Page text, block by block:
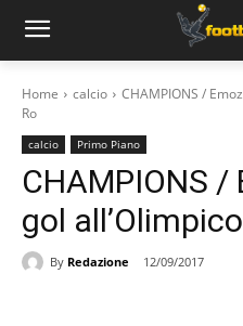
Home calcio
CHAMPIONS /
Ro
calcio Primo Piano
CHAMPIONS
gol
By Redazione 12/09/2017